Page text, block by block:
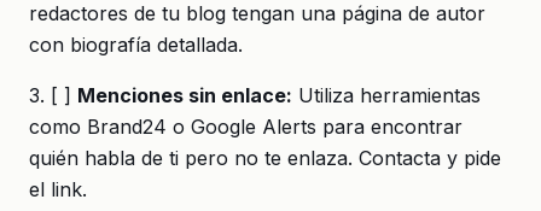
redactores de tu blog tengan una página de autor
con biografía detallada.
3. [ ] Menciones sin enlace: Utiliza herramientas
como Brand24 o Google Alerts para encontrar
quién habla de ti pero no te enlaza. Contacta y pide
el link.